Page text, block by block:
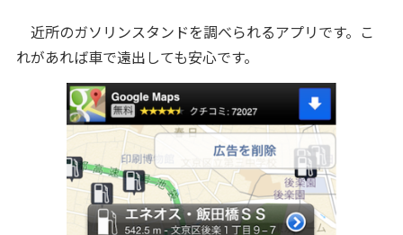
近所のガソリンスタンドを調べられるアプリです。こ
れがあれば車で遠出しても安心です。